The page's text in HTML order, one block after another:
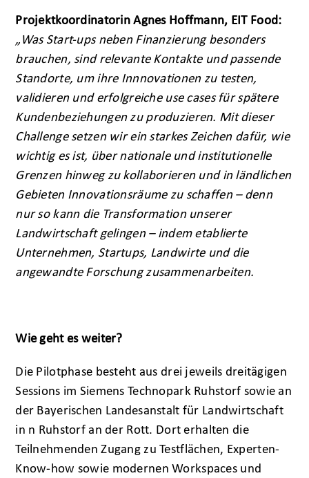
Projektkoordinatorin Agnes Hoffmann, EIT Food:
„Was Start-ups neben Finanzierung besonders
brauchen, sind relevante Kontakte und passende
Standorte, um ihre Innnovationen zu testen,
validieren und erfolgreiche use cases für spätere
Kundenbeziehungen zu produzieren. Mit dieser
Challenge setzen wir ein starkes Zeichen dafür, wie
wichtig es ist, über nationale und institutionelle
Grenzen hinweg zu kollaborieren und in ländlichen
Gebieten Innovationsräume zu schaffen – denn
nur so kann die Transformation unserer
Landwirtschaft gelingen – indem etablierte
Unternehmen, Startups, Landwirte und die
angewandte Forschung zusammenarbeiten.
Wie geht es weiter?
Die Pilotphase besteht aus drei jeweils dreitägigen
Sessions im Siemens Technopark Ruhstorf sowie an
der Bayerischen Landesanstalt für Landwirtschaft
in n Ruhstorf an der Rott. Dort erhalten die
Teilnehmenden Zugang zu Testflächen, Experten-
Know-how sowie modernen Workspaces und